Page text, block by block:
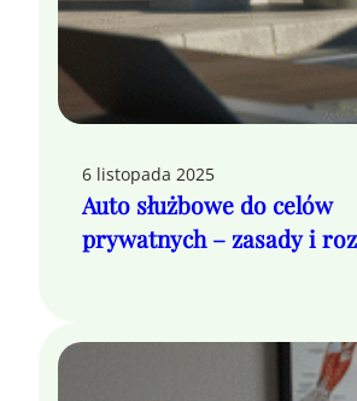
6 listopada 2025
Auto służbowe do celów
prywatnych – zasady i